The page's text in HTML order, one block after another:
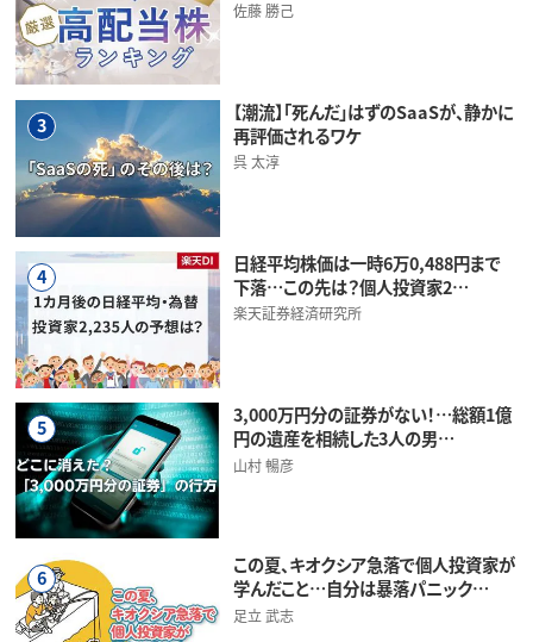
佐藤 勝己
3
【潮流】「死んだ」はずのSaaSが、静かに
再評価されるワケ
呉 太淳
4
日経平均株価は一時6万0,488円まで
下落…この先は？個人投資家2…
楽天証券経済研究所
5
3,000万円分の証券がない！…総額1億
円の遺産を相続した3人の男…
山村 暢彦
6
この夏、キオクシア急落で個人投資家が
学んだこと…自分は暴落パニック…
足立 武志